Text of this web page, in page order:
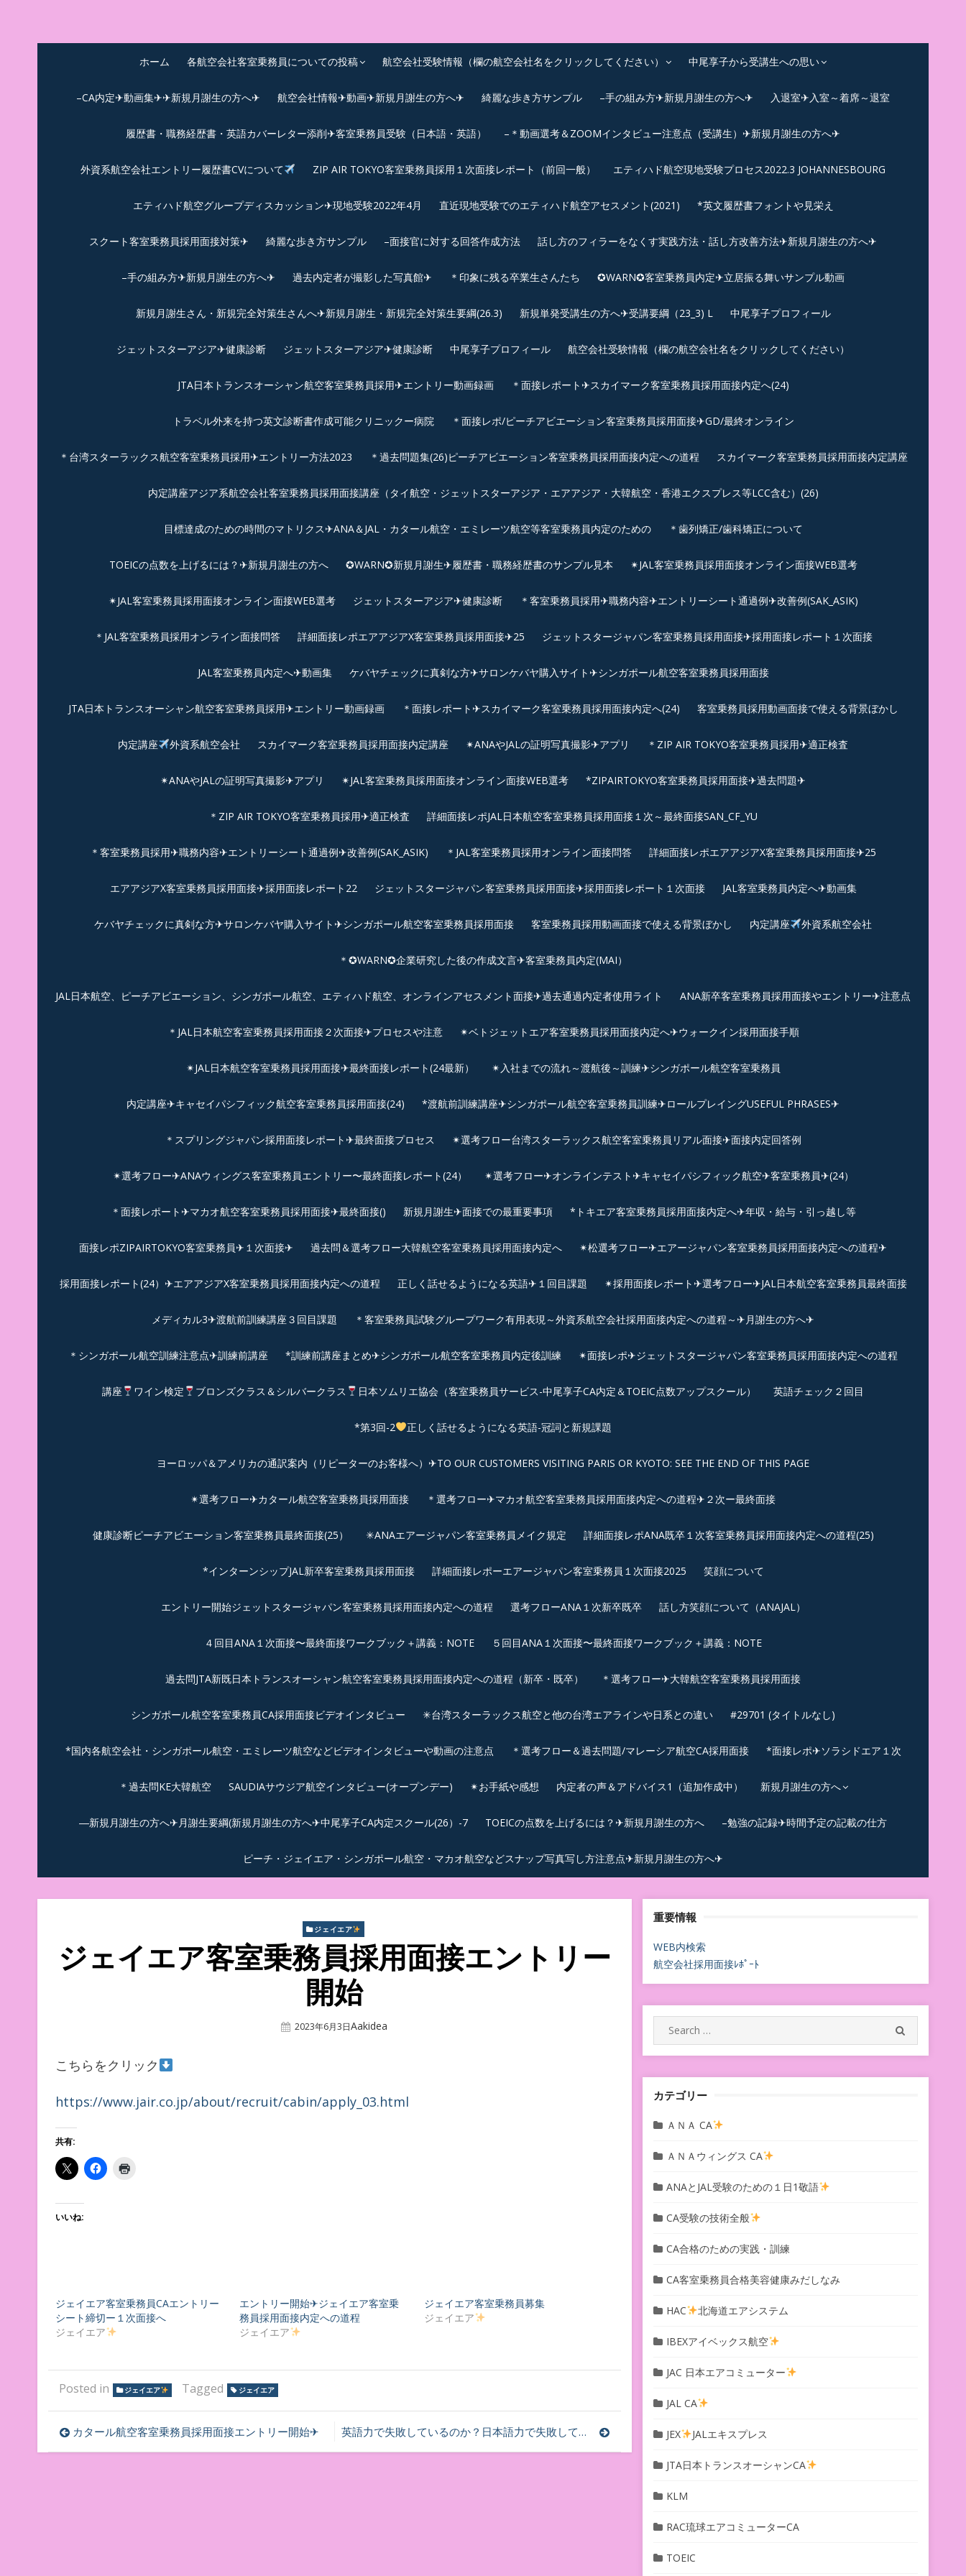
中尾享子CA内定&TOEIC点数UPｽｸｰﾙ
ホーム
各航空会社客室乗務員についての投稿 航空会社受験情報（欄の航空会社名をクリックしてください） 中尾享子から受講生への思い
–CA内定✈動画集✈✈新規月謝生の方へ✈ 航空会社情報✈動画✈新規月謝生の方へ✈ 綺麗な歩き方サンプル –手の組み方✈新規月謝生の方へ✈ 入退室✈入室～着席～退室
履歴書・職務経歴書・英語カバーレター添削✈客室乗務員受験（日本語・英語） –＊動画選考＆ZOOMインタビュー注意点（受講生）✈新規月謝生の方へ✈
外資系航空会社エントリー履歴書CVについて ZIP AIR TOKYO客室乗務員採用１次面接レポート（前回一般） エティハド航空現地受験プロセス2022.3 JOHANNESBOURG
エティハド航空グループディスカッション✈︎現地受験2022年4月 直近現地受験でのエティハド航空アセスメント(2021) *英文履歴書フォントや見栄え
スクート客室乗務員採用面接対策✈︎ 綺麗な歩き方サンプル –面接官に対する回答作成方法 話し方のフィラーをなくす実践方法・話し方改善方法✈新規月謝生の方へ✈
–手の組み方✈新規月謝生の方へ✈ 過去内定者が撮影した写真館✈ ＊印象に残る卒業生さんたち ✪WARN✪客室乗務員内定✈立居振る舞いサンプル動画
新規月謝生さん・新規完全対策生さんへ✈新規月謝生・新規完全対策生要綱(26.3) 新規単発受講生の方へ✈受講要綱（23_3) L 中尾享子プロフィール
ジェットスターアジア✈︎健康診断 ジェットスターアジア✈︎健康診断 中尾享子プロフィール 航空会社受験情報（欄の航空会社名をクリックしてください）
JTA日本トランスオーシャン航空客室乗務員採用✈エントリー動画録画 ＊面接レポート✈スカイマーク客室乗務員採用面接内定へ(24)
トラベル外来を持つ英文診断書作成可能クリニックー病院 ＊面接レポ/ピーチアビエーション客室乗務員採用面接✈GD/最終オンライン
＊台湾スターラックス航空客室乗務員採用✈エントリー方法2023 ＊過去問題集(26)ピーチアビエーション客室乗務員採用面接内定への道程 スカイマーク客室乗務員採用面接内定講座
内定講座アジア系航空会社客室乗務員採用面接講座（タイ航空・ジェットスターアジア・エアアジア・大韓航空・香港エクスプレス等LCC含む）(26)
目標達成のための時間のマトリクス✈ANA＆JAL・カタール航空・エミレーツ航空等客室乗務員内定のための ＊歯列矯正/歯科矯正について
TOEICの点数を上げるには？✈新規月謝生の方へ ✪WARN✪新規月謝生✈履歴書・職務経歴書のサンプル見本 ✴︎JAL客室乗務員採用面接オンライン面接WEB選考
✴︎JAL客室乗務員採用面接オンライン面接WEB選考 ジェットスターアジア✈︎健康診断 ＊客室乗務員採用✈職務内容✈エントリーシート通過例✈改善例(SAK_ASIK)
＊JAL客室乗務員採用オンライン面接問答 詳細面接レポエアアジアX客室乗務員採用面接✈25 ジェットスタージャパン客室乗務員採用面接✈採用面接レポート１次面接
JAL客室乗務員内定へ✈動画集 ケバヤチェックに真剣な方✈サロンケバヤ購入サイト✈シンガポール航空客室乗務員採用面接
JTA日本トランスオーシャン航空客室乗務員採用✈エントリー動画録画 ＊面接レポート✈スカイマーク客室乗務員採用面接内定へ(24) 客室乗務員採用動画面接で使える背景ぼかし
内定講座 外資系航空会社 スカイマーク客室乗務員採用面接内定講座 ✴︎ANAやJALの証明写真撮影✈︎アプリ ＊ZIP AIR TOKYO客室乗務員採用✈適正検査
✴︎ANAやJALの証明写真撮影✈︎アプリ ✴︎JAL客室乗務員採用面接オンライン面接WEB選考 *ZIPAIRTOKYO客室乗務員採用面接✈過去問題✈︎
＊ZIP AIR TOKYO客室乗務員採用✈適正検査 詳細面接レポJAL日本航空客室乗務員採用面接１次～最終面接SAN_CF_YU
＊客室乗務員採用✈職務内容✈エントリーシート通過例✈改善例(SAK_ASIK) ＊JAL客室乗務員採用オンライン面接問答 詳細面接レポエアアジアX客室乗務員採用面接✈25
エアアジアX客室乗務員採用面接✈︎採用面接レポート22 ジェットスタージャパン客室乗務員採用面接✈採用面接レポート１次面接 JAL客室乗務員内定へ✈動画集
ケバヤチェックに真剣な方✈サロンケバヤ購入サイト✈シンガポール航空客室乗務員採用面接 客室乗務員採用動画面接で使える背景ぼかし 内定講座 外資系航空会社
＊✪WARN✪企業研究した後の作成文言✈客室乗務員内定(MAI）
JAL日本航空、ピーチアビエーション、シンガポール航空、エティハド航空、オンラインアセスメント面接✈︎過去通過内定者使用ライト ANA新卒客室乗務員採用面接やエントリー✈注意点
＊JAL日本航空客室乗務員採用面接２次面接✈プロセスや注意 ✴︎ベトジェットエア客室乗務員採用面接内定へ✈︎ウォークイン採用面接手順
✴︎JAL日本航空客室乗務員採用面接✈最終面接レポート(24最新） ✴︎入社までの流れ～渡航後～訓練✈シンガポール航空客室乗務員
内定講座✈キャセイパシフィック航空客室乗務員採用面接(24) *渡航前訓練講座✈シンガポール航空客室乗務員訓練✈ロールプレイングUSEFUL PHRASES✈
＊スプリングジャパン採用面接レポート✈最終面接プロセス ✴︎選考フロー台湾スターラックス航空客室乗務員リアル面接✈︎面接内定回答例
✴︎選考フロー✈︎ANAウィングス客室乗務員エントリー〜最終面接レポート(24） ✴︎選考フロー✈オンラインテスト✈キャセイパシフィック航空✈︎客室乗務員✈(24）
＊面接レポート✈マカオ航空客室乗務員採用面接✈最終面接() 新規月謝生✈面接での最重要事項 *トキエア客室乗務員採用面接内定へ✈年収・給与・引っ越し等
面接レポZIPAIRTOKYO客室乗務員✈１次面接✈ 過去問＆選考フロー大韓航空客室乗務員採用面接内定へ ✴︎松選考フロー✈︎エアージャパン客室乗務員採用面接内定への道程✈︎
採用面接レポート(24）✈エアアジアX客室乗務員採用面接内定への道程 正しく話せるようになる英語✈１回目課題 ✴︎採用面接レポート✈︎選考フロー✈︎JAL日本航空客室乗務員最終面接
メディカル3✈渡航前訓練講座３回目課題 ＊客室乗務員試験グループワーク有用表現～外資系航空会社採用面接内定への道程～✈月謝生の方へ✈
＊シンガポール航空訓練注意点✈訓練前講座 *訓練前講座まとめ✈シンガポール航空客室乗務員内定後訓練 ✴︎面接レポ✈ジェットスタージャパン客室乗務員採用面接内定への道程
講座 ワイン検定 ブロンズクラス＆シルバークラス 日本ソムリエ協会（客室乗務員サービス-中尾享子CA内定＆TOEIC点数アップスクール） 英語チェック２回目
*第3回-2 正しく話せるようになる英語-冠詞と新規課題
ヨーロッパ＆アメリカの通訳案内（リピーターのお客様へ）✈TO OUR CUSTOMERS VISITING PARIS OR KYOTO: SEE THE END OF THIS PAGE
✴︎選考フロー✈カタール航空客室乗務員採用面接 ＊選考フロー✈マカオ航空客室乗務員採用面接内定への道程✈２次ー最終面接
健康診断ピーチアビエーション客室乗務員最終面接(25） ✳︎ANAエアージャパン客室乗務員メイク規定 詳細面接レポANA既卒１次客室乗務員採用面接内定への道程(25)
*インターンシップJAL新卒客室乗務員採用面接 詳細面接レポーエアージャパン客室乗務員１次面接2025 笑顔について
エントリー開始ジェットスタージャパン客室乗務員採用面接内定への道程 選考フローANA１次新卒既卒 話し方笑顔について（ANAJAL）
４回目ANA１次面接〜最終面接ワークブック＋講義：NOTE ５回目ANA１次面接〜最終面接ワークブック＋講義：NOTE
過去問JTA新既日本トランスオーシャン航空客室乗務員採用面接内定への道程（新卒・既卒） ＊選考フロー✈大韓航空客室乗務員採用面接
シンガポール航空客室乗務員CA採用面接ビデオインタビュー ✳︎台湾スターラックス航空と他の台湾エアラインや日系との違い #29701 (タイトルなし)
*国内各航空会社・シンガポール航空・エミレーツ航空などビデオインタビューや動画の注意点 ＊選考フロー＆過去問題/マレーシア航空CA採用面接 *面接レポ✈ソラシドエア１次
＊過去問KE大韓航空 SAUDIAサウジア航空インタビュー(オープンデー) ✴︎お手紙や感想 内定者の声＆アドバイス1（追加作成中） 新規月謝生の方へ
―新規月謝生の方へ✈月謝生要綱(新規月謝生の方へ✈中尾享子CA内定スクール(26）-7 TOEICの点数を上げるには？✈新規月謝生の方へ –勉強の記録✈時間予定の記載の仕方
ピーチ・ジェイエア・シンガポール航空・マカオ航空などスナップ写真写し方注意点✈新規月謝生の方へ✈
ジェイエア
ジェイエア客室乗務員採用面接エントリー
開始
Posted
2023年6月3日Author
Aakidea
こちらをクリック
https://www.jair.co.jp/about/recruit/cabin/apply_03.html
共有:
いいね:
ジェイエア客室乗務員CAエントリー
シート締切ー１次面接へ
ジェイエア
エントリー開始✈︎ジェイエア客室乗
務員採用面接内定への道程
ジェイエア
ジェイエア客室乗務員募集
ジェイエア
Posted in ジェイエア Tagged ジェイエア
投
稿
カタール航空客室乗務員採用面接エントリー開始✈︎ 英語力で失敗しているのか？日本語力で失敗しているのか？シンガポール航空客室乗務員採用面接内定へ
重要情報
WEB内検索
航空会社採用面接ﾚﾎﾟｰﾄ
Search
for:
カテゴリー
ＡＮＡ CA
ＡＮＡウィングス CA
ANAとJAL受験のための１日1敬語
CA受験の技術全般
CA合格のための実践・訓練
CA客室乗務員合格美容健康みだしなみ
HAC 北海道エアシステム
IBEXアイベックス航空
JAC 日本エアコミューター
JAL CA
JEX JALエキスプレス
JTA日本トランスオーシャンCA
KLM
RAC琉球エアコミューターCA
TOEIC